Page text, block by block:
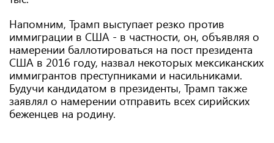
Напомним, Трамп выступает резко против
иммиграции в США - в частности, он, объявляя о
намерении баллотироваться на пост президента
США в 2016 году, назвал некоторых мексиканских
иммигрантов преступниками и насильниками.
Будучи кандидатом в президенты, Трамп также
заявлял о намерении отправить всех сирийских
беженцев на родину.